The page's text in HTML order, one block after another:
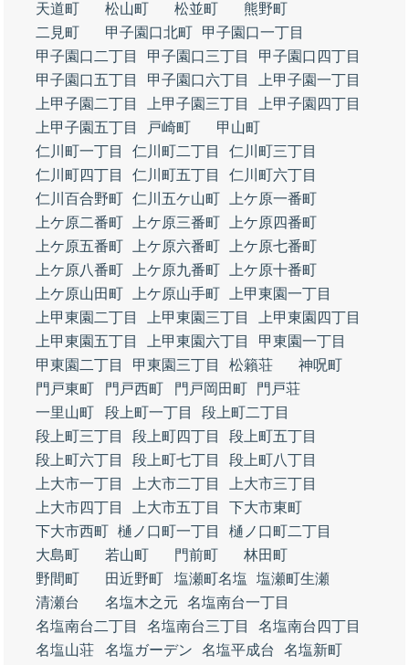
天道町
松山町 松並町
熊野町
二見町
甲子園口北町
甲子園口一丁目
甲子園口二丁目
甲子園口三丁目
甲子園口四丁目
甲子園口五丁目
甲子園口六丁目
上甲子園一丁目
上甲子園二丁目
上甲子園三丁目
上甲子園四丁目
上甲子園五丁目
戸崎町
甲山町
仁川町一丁目
仁川町二丁目
仁川町三丁目
仁川町四丁目
仁川町五丁目
仁川町六丁目
仁川百合野町 仁川五ケ山町
上ケ原一番町
上ケ原二番町
上ケ原三番町
上ケ原四番町
上ケ原五番町
上ケ原六番町
上ケ原七番町
上ケ原八番町
上ケ原九番町
上ケ原十番町
上ケ原山田町
上ケ原山手町
上甲東園一丁目
上甲東園二丁目
上甲東園三丁目
上甲東園四丁目
上甲東園五丁目
上甲東園六丁目
甲東園一丁目
甲東園二丁目
甲東園三丁目 松籟荘
神呪町
門戸東町
門戸西町 門戸岡田町
門戸荘
一里山町
段上町一丁目
段上町二丁目
段上町三丁目
段上町四丁目
段上町五丁目
段上町六丁目
段上町七丁目
段上町八丁目
上大市一丁目
上大市二丁目
上大市三丁目
上大市四丁目
上大市五丁目
下大市東町
下大市西町 樋ノ口町一丁目
樋ノ口町二丁目
大島町
若山町 門前町
林田町
野間町
田近野町 塩瀬町名塩
塩瀬町生瀬
清瀬台
名塩木之元
名塩南台一丁目
名塩南台二丁目
名塩南台三丁目
名塩南台四丁目
名塩山荘
名塩ガーデン 名塩平成台
名塩新町